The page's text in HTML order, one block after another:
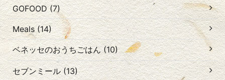
GOFOOD (7)
Meals (14)
ベネッセのおうちごはん (10)
セブンミール (13)